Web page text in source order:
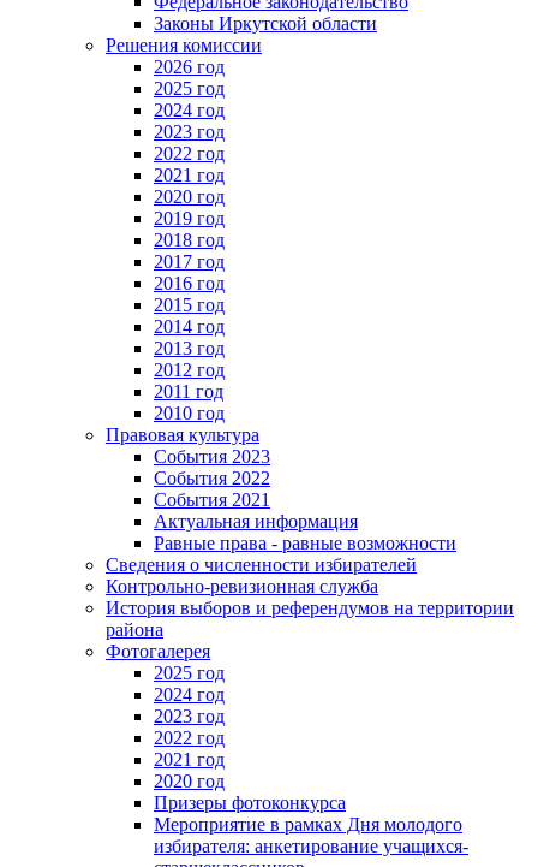
Законы Иркутской области
Решения комиссии
2026 год
2025 год
2024 год
2023 год
2022 год
2021 год
2020 год
2019 год
2018 год
2017 год
2016 год
2015 год
2014 год
2013 год
2012 год
2011 год
2010 год
Правовая культура
События 2023
События 2022
События 2021
Актуальная информация
Равные права - равные возможности
Сведения о численности избирателей
Контрольно-ревизионная служба
История выборов и референдумов на территории
района
Фотогалерея
2025 год
2024 год
2023 год
2022 год
2021 год
2020 год
Призеры фотоконкурса
Мероприятие в рамках Дня молодого
избирателя: анкетирование учащихся-